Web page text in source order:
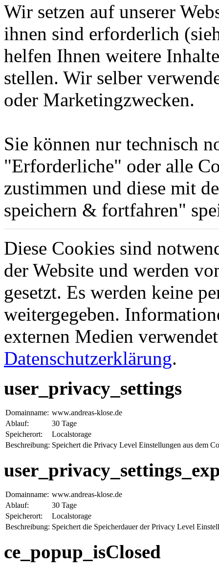
Wir setzen auf unserer
ihnen sind erforderlich
helfen Ihnen weitere
stellen. Wir selber
oder Marketingzwecken.
Sie können nur technisch
"Erforderliche" oder alle
zustimmen und diese mit
speichern & fortfahren"
Diese Cookies sind
der Website und werden
gesetzt. Es werden keine
weitergegeben.
externen Medien
Datenschutzerklärung.
user_privacy_settings
Domainname: www.andreas-klose.de
Ablauf:
30 Tage
Speicherort:
Localstorage
Beschreibung: Speichert die Privacy Level Einstellungen aus dem
Domainname: www.andreas-klose.de
Ablauf:
30 Tage
Speicherort:
Localstorage
Beschreibung: Speichert die Speicherdauer der Privacy Level
ce_popup_isClosed